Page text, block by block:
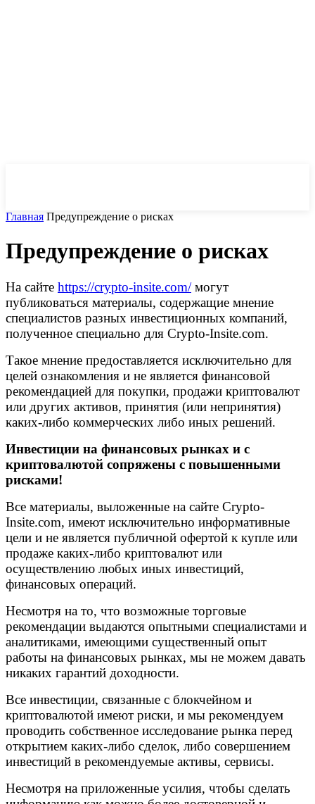
Главная Предупреждение о рисках
Предупреждение о рисках
На сайте https://crypto-insite.com/могут
публиковаться материалы, содержащие мнение
специалистов разных инвестиционных компаний,
полученное специально для Crypto-Insite.com.
Такое мнение предоставляется исключительно для
целей ознакомления и не является финансовой
рекомендацией для покупки, продажи криптовалют
или других активов, принятия (или непринятия)
каких-либо коммерческих либо иных решений.
Инвестиции на финансовых рынках и с
криптовалютой сопряжены с повышенными
рисками!
Все материалы, выложенные на сайте Crypto-
Insite.com, имеют исключительно информативные
цели и не является публичной офертой к купле или
продаже каких-либо криптовалют или
осуществлению любых иных инвестиций,
финансовых операций.
Несмотря на то, что возможные торговые
рекомендации выдаются опытными специалистами и
аналитиками, имеющими существенный опыт
работы на финансовых рынках, мы не можем давать
никаких гарантий доходности.
Все инвестиции, связанные с блокчейном и
криптовалютой имеют риски, и мы рекомендуем
проводить собственное исследование рынка перед
открытием каких-либо сделок, либо совершением
инвестиций в рекомендуемые активы, сервисы.
Несмотря на приложенные усилия, чтобы сделать